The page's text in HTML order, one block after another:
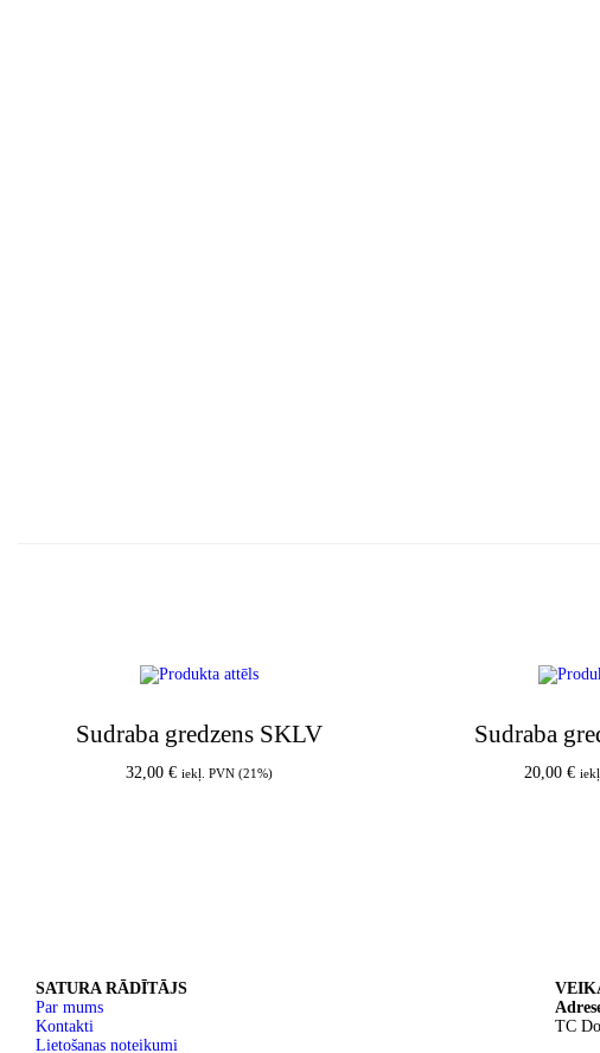
Sudraba gredzens SKLV
32,00 € iekļ. PVN (21%)
Sudraba
20,00 €
SATURA RĀDĪTĀJS
Par mums
Kontakti
Lietošanas noteikumi
TC